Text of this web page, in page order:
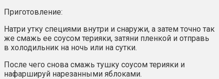
Приготовление:
Натри утку специями внутри и снаружи, а затем точно так
же смажь ее соусом терияки, затяни пленкой и отправь
в холодильник на ночь или на сутки.
После чего снова смажь тушку соусом терияки и
нафаршируй нарезанными яблоками.